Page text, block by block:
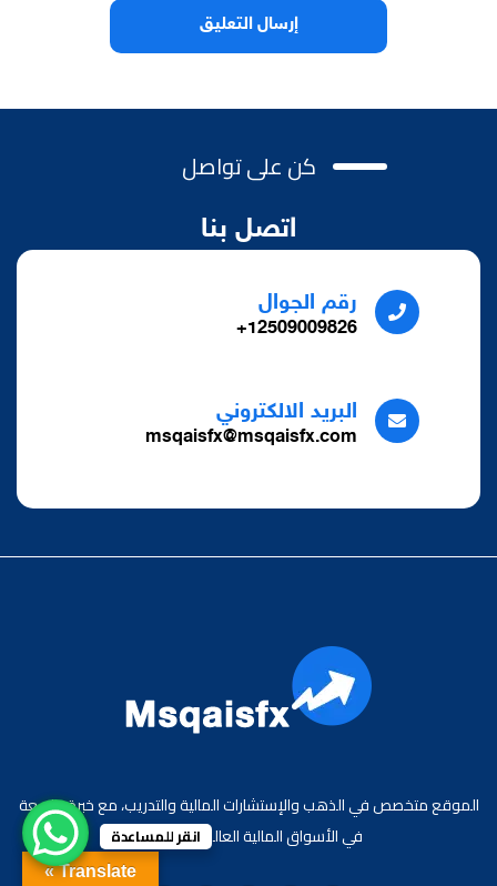
كن على تواصل
اتصل بنا
رقم الجوال
12509009826+
البريد الالكتروني
msqaisfx@msqaisfx.com
الموقع متخصص في الذهب والإستشارات المالية والتدريب، مع خبرة واسعة
في الأسواق المالية العالمية والعربية.
Translate »
انقر للمساعدة